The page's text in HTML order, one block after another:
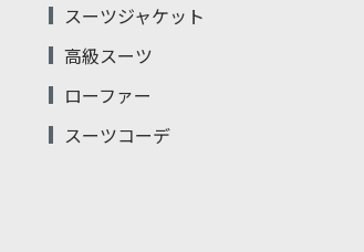
スーツジャケット
高級スーツ
ローファー
スーツコーデ